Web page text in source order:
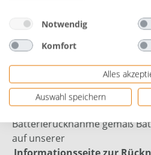
Genauere Informationen zur
Altgeräterücknahme gemäß
Elektronikgerätegesetz sowie
Batterierücknahme gemäß
auf unserer
Notwendig
Komfort
Alles
Auswahl speichern